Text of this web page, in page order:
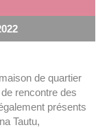
de quartier
rencontre des
présents
Tautu,